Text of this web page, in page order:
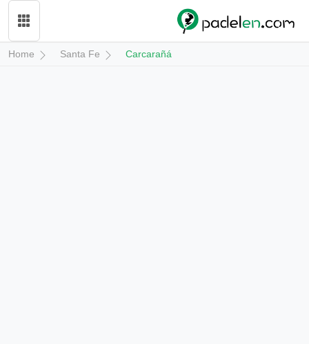
Home Santa Fe Carcarañá